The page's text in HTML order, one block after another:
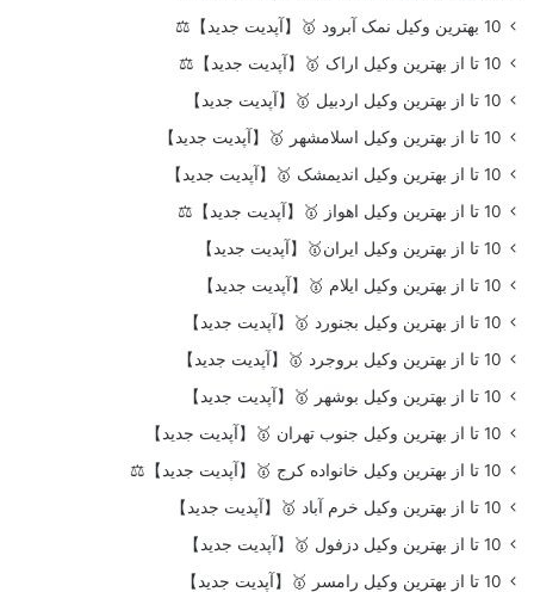
10 بهترین وکیل نمک آبرود 🥇【آپدیت جدید】⚖️
10 تا از بهترین وکیل اراک 🥇【آپدیت جدید】⚖️
10 تا از بهترین وکیل اردبیل 🥇【آپدیت جدید】
10 تا از بهترین وکیل اسلامشهر 🥇【آپدیت جدید】
10 تا از بهترین وکیل اندیمشک 🥇【آپدیت جدید】
10 تا از بهترین وکیل اهواز 🥇【آپدیت جدید】⚖️
10 تا از بهترین وکیل ایران🥇【آپدیت جدید】
10 تا از بهترین وکیل ایلام 🥇【آپدیت جدید】
10 تا از بهترین وکیل بجنورد 🥇【آپدیت جدید】
10 تا از بهترین وکیل بروجرد 🥇【آپدیت جدید】
10 تا از بهترین وکیل بوشهر 🥇【آپدیت جدید】
10 تا از بهترین وکیل جنوب تهران 🥇【آپدیت جدید】
10 تا از بهترین وکیل خانواده کرج 🥇【آپدیت جدید】⚖️
10 تا از بهترین وکیل خرم آباد 🥇【آپدیت جدید】
10 تا از بهترین وکیل دزفول 🥇【آپدیت جدید】
10 تا از بهترین وکیل رامسر 🥇【آپدیت جدید】